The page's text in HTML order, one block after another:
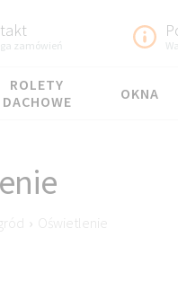
zamówień
ROLETY
DACHOWE
OKNA
› Oświetlenie